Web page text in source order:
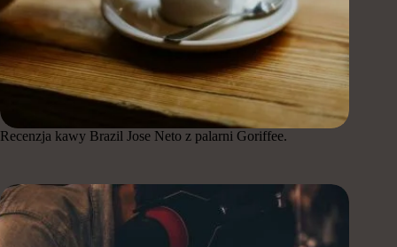
Recenzja kawy Brazil Jose Neto z palarni Goriffee.